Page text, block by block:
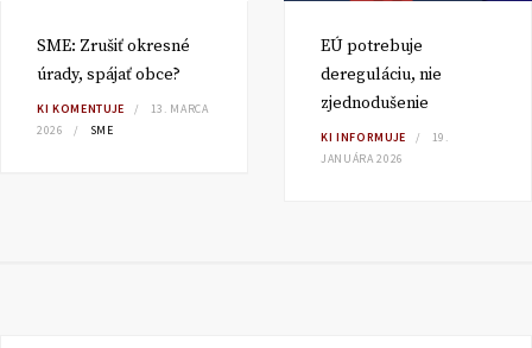
SME: Zrušiť okresné
úrady, spájať obce?
KI KOMENTUJE
13. MARCA
2026
SME
EÚ potrebuje
dereguláciu, nie
zjednodušenie
KI INFORMUJE
19.
JANUÁRA 2026